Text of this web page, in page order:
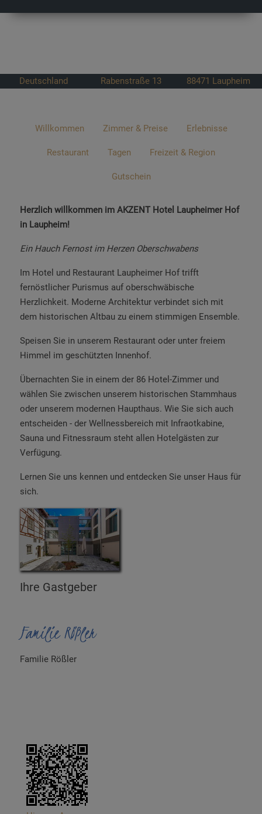
Deutschland Rabenstraße 13 88471 Laupheim
Willkommen Zimmer & Preise Erlebnisse
Restaurant Tagen Freizeit & Region
Gutschein
Herzlich willkommen im AKZENT Hotel Laupheimer Hof
in Laupheim!
Ein Hauch Fernost im Herzen Oberschwabens
Im Hotel und Restaurant Laupheimer Hof trifft
fernöstlicher Purismus auf oberschwäbische
Herzlichkeit. Moderne Architektur verbindet sich mit
dem historischen Altbau zu einem stimmigen Ensemble.
Speisen Sie in unserem Restaurant oder unter freiem
Himmel im geschützten Innenhof.
Übernachten Sie in einem der 86 Hotel-Zimmer und
wählen Sie zwischen unserem historischen Stammhaus
oder unserem modernen Haupthaus. Wie Sie sich auch
entscheiden - der Wellnessbereich mit Infraotkabine,
Sauna und Fitnessraum steht allen Hotelgästen zur
Verfügung.
Lernen Sie uns kennen und entdecken Sie unser Haus für
sich.
Ihre Gastgeber
Familie Rößler
Familie Rößler